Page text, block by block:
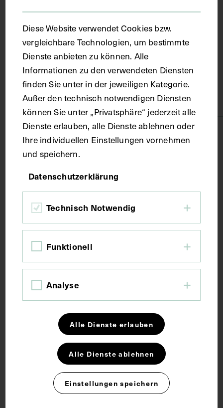
Wien
Material
Papier
Technik
Bildmaß 13 x 17,9 cm
Kurzbeschreibung
Schlagwörter
Familienfotografie
Gruppenaufnahme
Hochschullehrer
Diese Website verwendet Cookies bzw.
vergleichbare Technologien, um bestimmte
Dienste anbieten zu können. Alle
Informationen zu den verwendeten Diensten
finden Sie unter in der jeweiligen Kategorie.
Außer den technisch notwendigen Diensten
können Sie unter „Privatsphäre“ jederzeit alle
Dienste erlauben, alle Dienste ablehnen oder
Ihre individuellen Einstellungen vornehmen
und speichern.
Datenschutzerklärung
Technisch Notwendig
Funktionell
Analyse
Alle Dienste erlauben
Alle Dienste ablehnen
Einstellungen speichern